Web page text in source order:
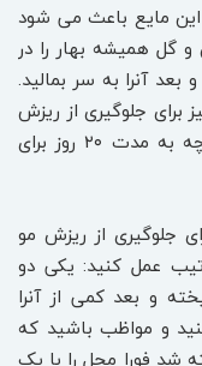
این مایع باعث می شود
گل همیشه بهار را در
بعد آنرا به سر بمالید.
جلوگیری از ریزش
مو مفید است. شستن مو با کف کله پاچه به مدت ۲۰ روز برای
جلوگیری از ریزش مو
عمل کنید: یکی دو
و بعد کمی از آنرا
و مواظب باشید که
شد فورا محل را با یک